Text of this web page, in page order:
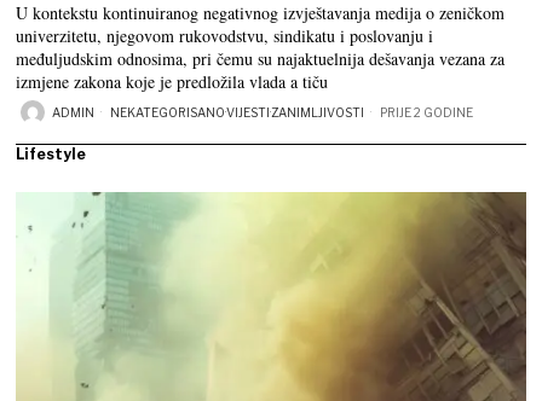
U kontekstu kontinuiranog negativnog izvještavanja medija o zeničkom
univerzitetu, njegovom rukovodstvu, sindikatu i poslovanju i
međuljudskim odnosima, pri čemu su najaktuelnija dešavanja vezana za
izmjene zakona koje je predložila vlada a tiču
ADMIN NEKATEGORISANO·VIJESTI·ZANIMLJIVOSTI PRIJE 2 GODINE
Lifestyle